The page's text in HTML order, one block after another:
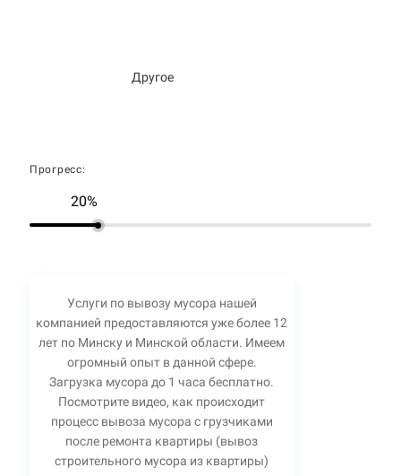
Другое
Прогресс:
20%
Услуги по вывозу мусора нашей
компанией предоставляются уже более 12
лет по Минску и Минской области. Имеем
огромный опыт в данной сфере.
Загрузка мусора до 1 часа бесплатно.
Посмотрите видео, как происходит
процесс вывоза мусора с грузчиками
после ремонта квартиры (вывоз
строительного мусора из квартиры)